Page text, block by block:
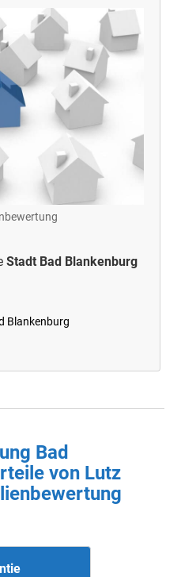
Stadt Bad Blankenburg
Blankenburg
Bad
von Lutz